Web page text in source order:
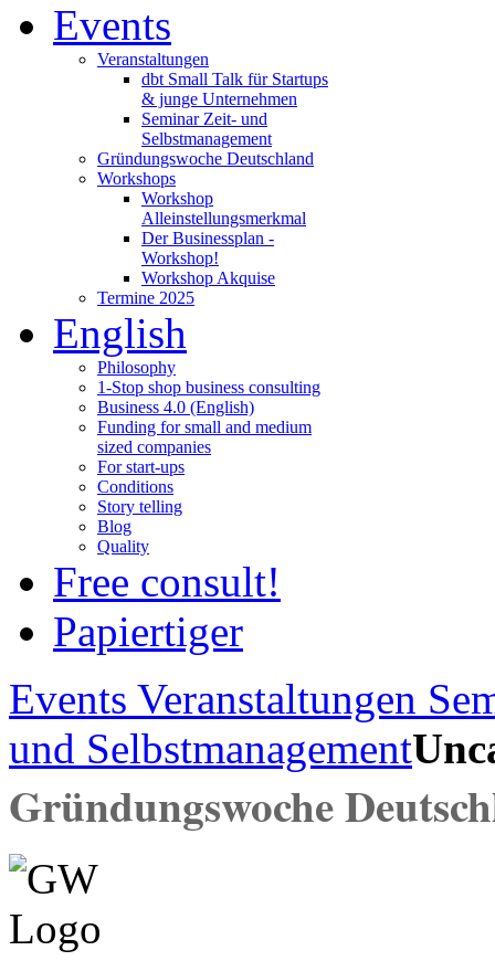
Events
Veranstaltungen
dbt Small Talk für Startups
& junge Unternehmen
Seminar Zeit- und
Selbstmanagement
Gründungswoche Deutschland
Workshops
Workshop
Alleinstellungsmerkmal
Der Businessplan -
Workshop!
Workshop Akquise
Termine 2025
English
Philosophy
1-Stop shop business consulting
Business 4.0 (English)
Funding for small and medium
sized companies
For start-ups
Conditions
Story telling
Blog
Quality
Free consult!
Papiertiger
Events Veranstaltungen
und Selbstmanagement
Gründungswoche